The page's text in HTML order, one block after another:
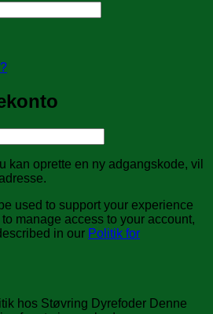
kan oprette en ny adgangskode, vil
used to support your experience
manage access to your account,
in our Politik for
hos Støvring Dyrefoder Denne